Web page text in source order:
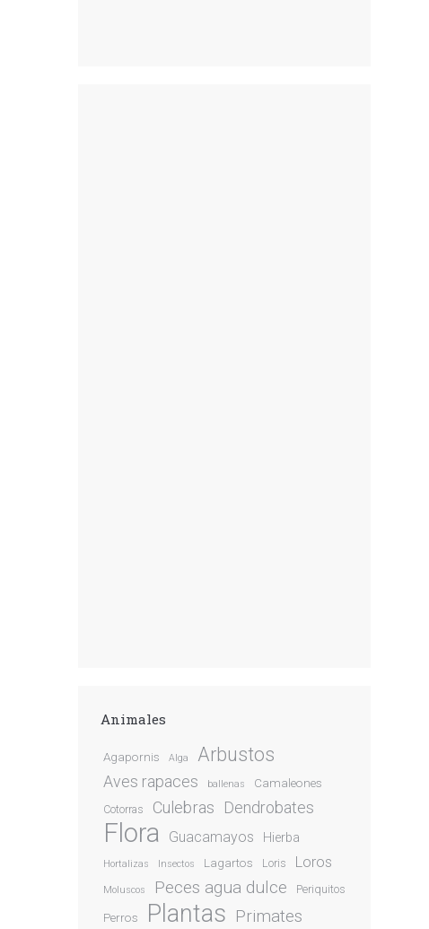
Animales
Agapornis Alga Arbustos
Aves rapaces ballenas Camaleones
Cotorras Culebras Dendrobates
Flora Guacamayos Hierba
Hortalizas Insectos Lagartos Loris Loros
Moluscos Peces agua dulce Periquitos
Perros Plantas Primates